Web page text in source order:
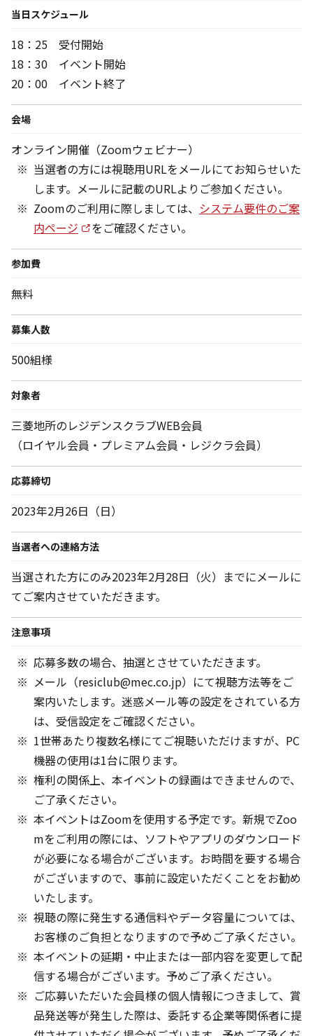
当日スケジュール
18：25 受付開始
18：30 イベント開始
20：00 イベント終了
会場
オンライン開催（Zoomウェビナー）
当選者の方には視聴用URLをメールにてお知らせいた
します。メールに記載のURLよりご参加ください。
Zoomのご利用に際しましては、 システム要件のご案
内ページ
をご確認ください。
参加費
無料
募集人数
500組様
対象者
三菱地所のレジデンスクラブWEB会員
（ロイヤル会員・プレミアム会員・レジクラ会員）
応募締切
2023年2月26日（日）
当選者への連絡方法
当選された方にのみ2023年2月28日（火）までにメールに
てご案内させていただきます。
注意事項
応募多数の場合、抽選とさせていただきます。
メール（resiclub@mec.co.jp）にて視聴方法等をご
案内いたします。迷惑メール等の設定をされている方
は、受信設定をご確認ください。
1世帯あたり複数名様にてご視聴いただけますが、PC
機器の使用は1台に限ります。
権利の関係上、本イベントの録画はできませんので、
ご了承ください。
本イベントはZoomを使用する予定です。新規でZoo
mをご利用の際には、ソフトやアプリのダウンロード
が必要になる場合がございます。お時間を要する場合
がございますので、事前に設定いただくことをお勧め
いたします。
視聴の際に発生する通信料やデータ容量については、
お客様のご負担となりますので予めご了承ください。
本イベントの延期・中止または一部内容を変更して配
信する場合がございます。予めご了承ください。
ご応募いただいた会員様の個人情報につきまして、賞
品発送等が発生した際は、委託する企業等関係者に提